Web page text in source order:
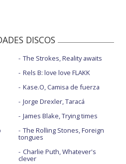
DISCOS
The Strokes, Reality awaits
Rels B: love love FLAKK
Kase.O, Camisa de fuerza
Jorge Drexler, Taracá
James Blake, Trying times
The Rolling Stones, Foreign
tongues
Charlie Puth, Whatever's
clever